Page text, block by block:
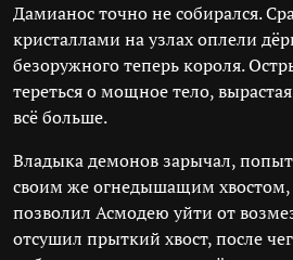
Дамианос точно не собирался.
кристаллами на узлах оплели
безоружного теперь короля.
тереться о мощное тело,
всё больше.
Владыка демонов зарычал,
своим же огнедышащим
позволил Асмодею уйти от
отсушил прыткий хвост, после